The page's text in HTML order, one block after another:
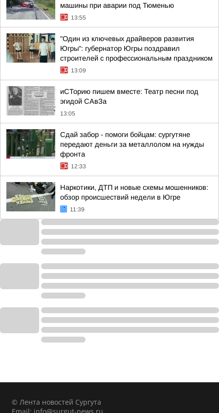
машины при аварии под Тюменью
13:55
"Один из ключевых драйверов развития
Югры": губернатор Югры поздравил
строителей с профессиональным праздником
13:09
иСТорию пишем вместе: Театр песни под
эгидой САвЗа
13:05
Сдай забор - помоги бойцам: сургутяне
передают деньги за металлолом на нужды
фронта
12:33
Наркотики, ДТП и новые схемы мошенников:
обзор происшествий недели в Югре
11:39
© Лента новостей Сургута